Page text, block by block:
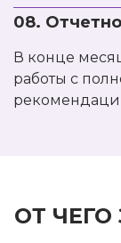
08.
В конце
работы с
ОТ